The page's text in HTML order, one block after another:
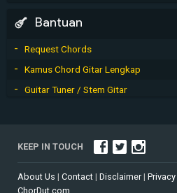
Bantuan
Request Chords
Kamus Chord Gitar Lengkap
Guitar Tuner / Stem Gitar
KEEP IN TOUCH
About Us | Contact | Disclaimer | Privacy
ChorDut.com